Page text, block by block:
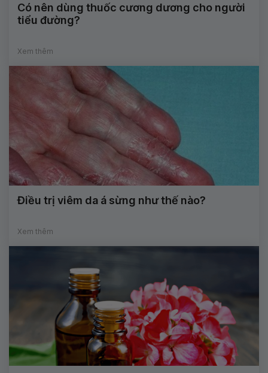
Có nên dùng thuốc cương dương cho người
tiểu đường?
Xem thêm
Điều trị viêm da á sừng như thế nào?
Xem thêm